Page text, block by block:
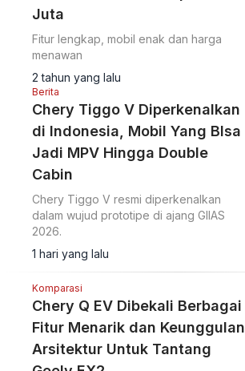
Juta
Fitur lengkap, mobil enak dan harga
menawan
2 tahun yang lalu
Berita
Chery Tiggo V Diperkenalkan
di Indonesia, Mobil Yang BIsa
Jadi MPV Hingga Double
Cabin
Chery Tiggo V resmi diperkenalkan
dalam wujud prototipe di ajang GIIAS
2026.
1 hari yang lalu
Komparasi
Chery Q EV Dibekali Berbagai
Fitur Menarik dan Keunggulan
Arsitektur Untuk Tantang